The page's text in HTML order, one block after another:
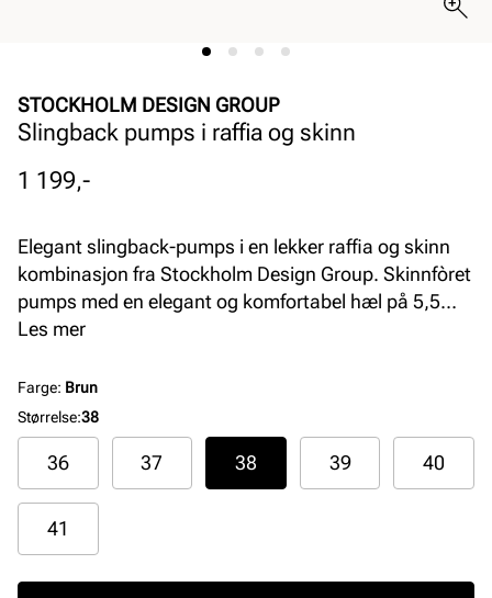
STOCKHOLM DESIGN GROUP
Slingback pumps i raffia og skinn
Pris
1 199,-
Elegant slingback-pumps i en lekker raffia og skinn
kombinasjon fra Stockholm Design Group. Skinnfòret
pumps med en elegant og komfortabel hæl på 5,5
cm. Pumpsen har en myk innersåle med gelè som gir
Les mer
Farge: Brun
Størrelse:38
36 37 38 39 40
41